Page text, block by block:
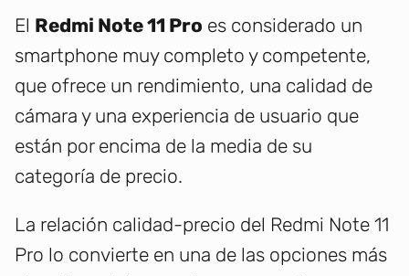
El Redmi Note 11 Pro es considerado un
smartphone muy completo y competente,
que ofrece un rendimiento, una calidad de
cámara y una experiencia de usuario que
están por encima de la media de su
categoría de precio.
La relación calidad-precio del Redmi Note 11
Pro lo convierte en una de las opciones más